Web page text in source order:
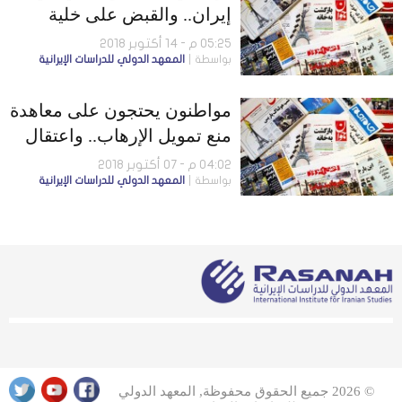
إيران.. والقبض على خلية
انفصالية في كرمانشاه
05:25 م - 14 أكتوبر 2018
بواسطة المعهد الدولي للدراسات الإيرانية
مواطنون يحتجون على معاهدة
منع تمويل الإرهاب.. واعتقال
المدير التنفيذي لـ«ثامن
الحجج» المالية
04:02 م - 07 أكتوبر 2018
بواسطة المعهد الدولي للدراسات الإيرانية
© 2026 جميع الحقوق محفوظة, المعهد الدولي